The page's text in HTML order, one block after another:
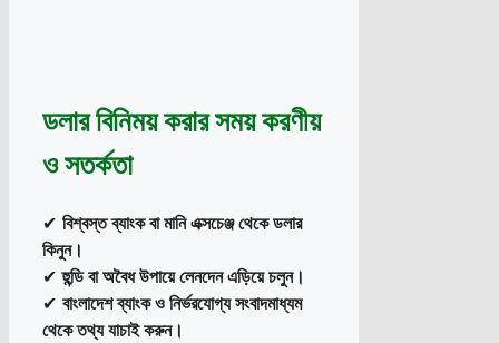
ডলার বিনিময় করার সময় করণীয়
ও সতর্কতা
✔ বিশ্বস্ত ব্যাংক বা মানি এক্সচেঞ্জ থেকে ডলার
কিনুন।
✔হুন্ডি বা অবৈধ উপায়ে লেনদেন এড়িয়ে চলুন।
✔ বাংলাদেশ ব্যাংক ও নির্ভরযোগ্য সংবাদমাধ্যম
থেকে তথ্য যাচাই করুন।